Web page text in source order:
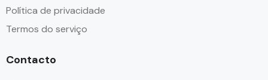
Política de privacidade
Termos do serviço
Contacto